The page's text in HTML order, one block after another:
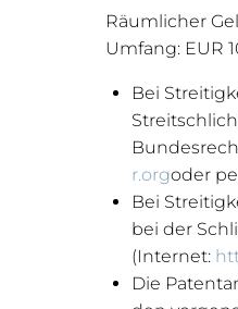
Räumlicher
Umfang: EUR
Bei
r.orgoder
Bei
bei der
(Internet:
Die